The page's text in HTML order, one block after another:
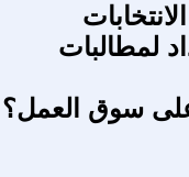
لمطالبات
على سوق العمل؟